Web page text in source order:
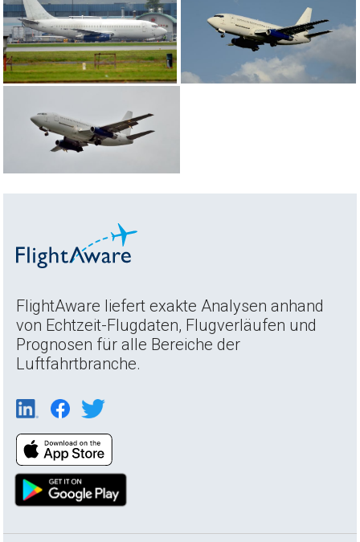
FlightAware liefert exakte Analysen anhand
von Echtzeit-Flugdaten, Flugverläufen und
Prognosen für alle Bereiche der
Luftfahrtbranche.